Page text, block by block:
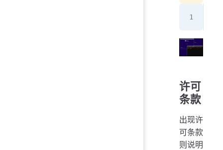
许可
条款
出现许
可条款
则说明